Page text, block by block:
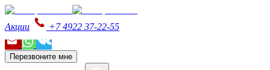
Акции +7 4922 37-22-55
Перезвоните мне